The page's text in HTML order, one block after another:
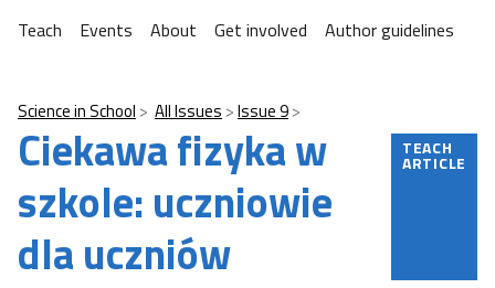
Teach
Events About Get involved Author guidelines
Science in School All Issues Issue 9
Ciekawa fizyka w
szkole: uczniowie
dla uczniów
TEACH
ARTICLE